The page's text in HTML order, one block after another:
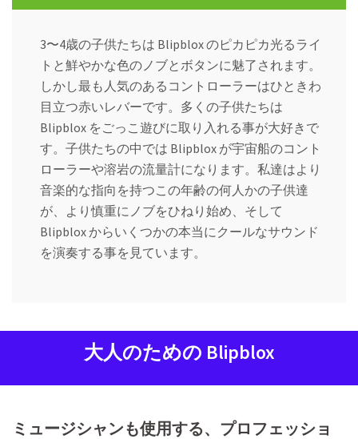
3〜4歳の子供たちは Blipblox のピカピカ光るライ
トと鮮やかな色のノブとボタンに魅了されます。
しかし最も人気のあるコントローラーはひときわ
目立つ赤いレバーです。多くの子供たちは
Blipblox をごっこ遊びに取り入れる事が大好きで
す。子供たちの中では Blipblox が宇宙船のコント
ローラーや溶岩の流量計になります。私達はより
音楽的な指向を持つこの年齢の何人かの子供達
が、より慎重にノブをひねり始め、そして
Blipblox からいくつかの本当にクールなサウンド
を演奏する事を見ています。
大人のための Blipblox
ミュージシャンも使用する、プロフェッショ